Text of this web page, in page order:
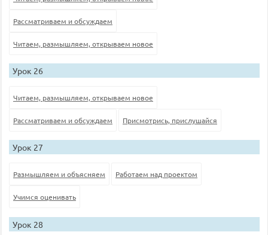
Рассматриваем и обсуждаем
Читаем, размышляем, открываем новое
Урок 26
Читаем, размышляем, открываем новое
Рассматриваем и обсуждаем Присмотрись, прислушайся
Урок 27
Размышляем и объясняем Работаем над проектом
Учимся оценивать
Урок 28